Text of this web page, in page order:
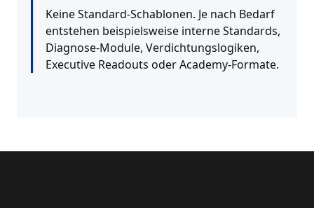
Keine Standard-Schablonen. Je nach Bedarf
entstehen beispielsweise interne Standards,
Diagnose-Module, Verdichtungslogiken,
Executive Readouts oder Academy-Formate.